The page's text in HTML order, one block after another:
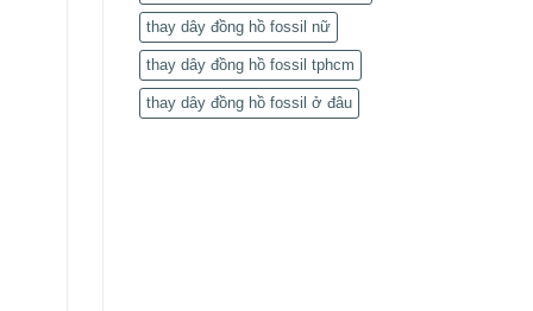
thay dây đồng hồ fossil nữ
thay dây đồng hồ fossil tphcm
thay dây đồng hồ fossil ở đâu